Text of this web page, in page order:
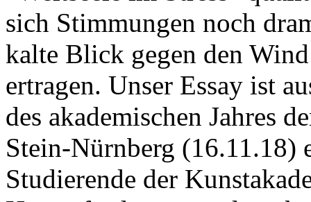
sich Stimmungen noch
kalte Blick gegen den
ertragen. Unser Essay ist
des akademischen Jahres
Stein-Nürnberg (16.11.18)
Studierende der